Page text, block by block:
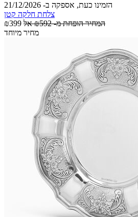
הזמינו כעת, אספקה ב- 21/12/2026
צלחת חלקה קטן
₪399
המחיר הופחת מ-₪592 אל
מחיר מיוחד